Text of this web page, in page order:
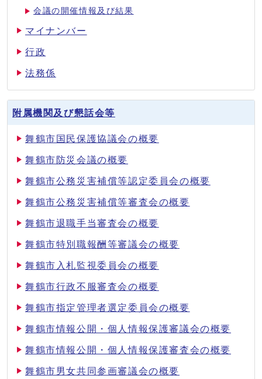
会議の開催情報及び結果
マイナンバー
行政
法務係
附属機関及び懇話会等
舞鶴市国民保護協議会の概要
舞鶴市防災会議の概要
舞鶴市公務災害補償等認定委員会の概要
舞鶴市公務災害補償等審査会の概要
舞鶴市退職手当審査会の概要
舞鶴市特別職報酬等審議会の概要
舞鶴市入札監視委員会の概要
舞鶴市行政不服審査会の概要
舞鶴市指定管理者選定委員会の概要
舞鶴市情報公開・個人情報保護審議会の概要
舞鶴市情報公開・個人情報保護審査会の概要
舞鶴市男女共同参画審議会の概要